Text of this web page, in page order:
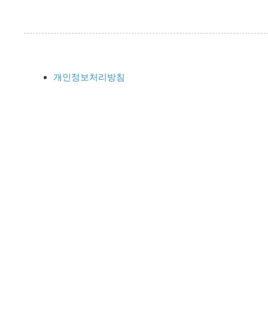
개인정보처리방침